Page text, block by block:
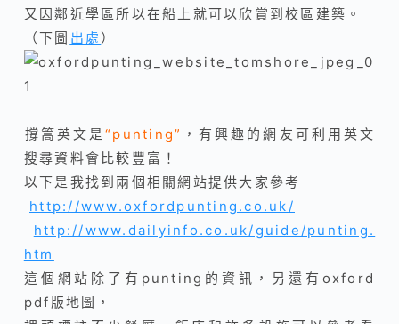
又因鄰近學區所以在船上就可以欣賞到校區建築。
（下圖 出處 ）
撐篙英文是“punting” ，有興趣的網友可利用英文
搜尋資料會比較豐富！
以下是我找到兩個相關網站提供大家參考
http://www.oxfordpunting.co.uk/
http://www.dailyinfo.co.uk/guide/punting.
htm
這個網站除了有punting的資訊，另還有oxford
pdf版地圖，